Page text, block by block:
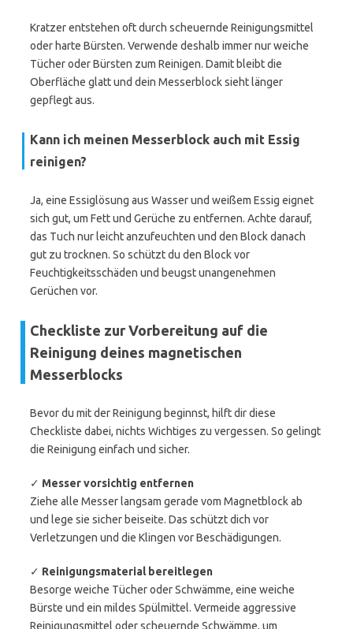
Kratzer entstehen oft durch scheuernde Reinigungsmittel
oder harte Bürsten. Verwende deshalb immer nur weiche
Tücher oder Bürsten zum Reinigen. Damit bleibt die
Oberfläche glatt und dein Messerblock sieht länger
gepflegt aus.
Kann ich meinen Messerblock auch mit Essig
reinigen?
Ja, eine Essiglösung aus Wasser und weißem Essig eignet
sich gut, um Fett und Gerüche zu entfernen. Achte darauf,
das Tuch nur leicht anzufeuchten und den Block danach
gut zu trocknen. So schützt du den Block vor
Feuchtigkeitsschäden und beugst unangenehmen
Gerüchen vor.
Checkliste zur Vorbereitung auf die
Reinigung deines magnetischen
Messerblocks
Bevor du mit der Reinigung beginnst, hilft dir diese
Checkliste dabei, nichts Wichtiges zu vergessen. So gelingt
die Reinigung einfach und sicher.
✓ Messer vorsichtig entfernen
Ziehe alle Messer langsam gerade vom Magnetblock ab
und lege sie sicher beiseite. Das schützt dich vor
Verletzungen und die Klingen vor Beschädigungen.
✓ Reinigungsmaterial bereitlegen
Besorge weiche Tücher oder Schwämme, eine weiche
Bürste und ein mildes Spülmittel. Vermeide aggressive
Reinigungsmittel oder scheuernde Schwämme, um